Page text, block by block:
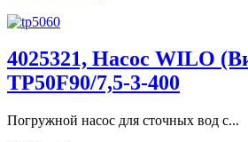
4025321, Насос WILO
TP50F90/7,5-3-400
Погружной насос для сточных вод с...